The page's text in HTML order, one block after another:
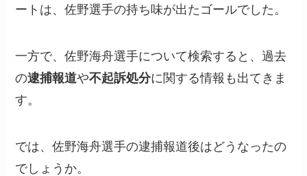
ートは、佐野選手の持ち味が出たゴールでした。
一方で、佐野海舟選手について検索すると、過去
の逮捕報道や不起訴処分に関する情報も出てきま
す。
では、佐野海舟選手の逮捕報道後はどうなったの
でしょうか。